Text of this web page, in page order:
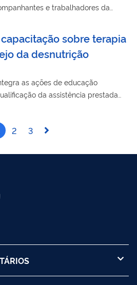
e trabalhadores da
sobre terapia
da desnutrição
as ações de educação
da assistência prestada
2 3